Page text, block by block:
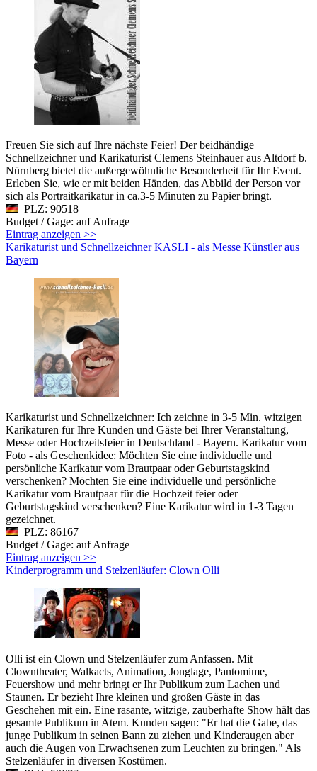
Freuen Sie sich auf Ihre nächste Feier! Der beidhändige
Schnellzeichner und Karikaturist Clemens Steinhauer aus Altdorf b.
Nürnberg bietet die außergewöhnliche Besonderheit für Ihr Event.
Erleben Sie, wie er mit beiden Händen, das Abbild der Person vor
sich als Portraitkarikatur in ca.3-5 Minuten zu Papier bringt.
PLZ: 90518
Budget / Gage: auf Anfrage
Eintrag anzeigen >>
Karikaturist und Schnellzeichner KASLI - als Messe Künstler aus
Bayern
Karikaturist und Schnellzeichner: Ich zeichne in 3-5 Min. witzigen
Karikaturen für Ihre Kunden und Gäste bei Ihrer Veranstaltung,
Messe oder Hochzeitsfeier in Deutschland - Bayern. Karikatur vom
Foto - als Geschenkidee: Möchten Sie eine individuelle und
persönliche Karikatur vom Brautpaar oder Geburtstagskind
verschenken? Möchten Sie eine individuelle und persönliche
Karikatur vom Brautpaar für die Hochzeit feier oder
Geburtstagskind verschenken? Eine Karikatur wird in 1-3 Tagen
gezeichnet.
PLZ: 86167
Budget / Gage: auf Anfrage
Eintrag anzeigen >>
Kinderprogramm und Stelzenläufer: Clown Olli
Olli ist ein Clown und Stelzenläufer zum Anfassen. Mit
Clowntheater, Walkacts, Animation, Jonglage, Pantomime,
Feuershow und mehr bringt er Ihr Publikum zum Lachen und
Staunen. Er bezieht Ihre kleinen und großen Gäste in das
Geschehen mit ein. Eine rasante, witzige, zauberhafte Show hält das
gesamte Publikum in Atem. Kunden sagen: "Er hat die Gabe, das
junge Publikum in seinen Bann zu ziehen und Kinderaugen aber
auch die Augen von Erwachsenen zum Leuchten zu bringen." Als
Stelzenläufer in diversen Kostümen.